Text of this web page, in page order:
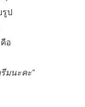
รูป
อ
มนะคะ"